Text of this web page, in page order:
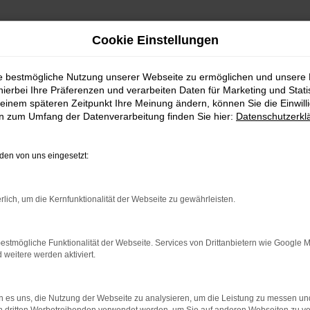
2 Möglichkeiten. Sehen Sie sich mit Klick auf „Unser
Probefahren. Oder Sie klicken auf den Button
können wir dann für Sie beschaffen. Wir freuen uns auf
Cookie Einstellungen
bestmögliche Nutzung unserer Webseite zu ermöglichen und unsere
Ihre Präferenzen und verarbeiten Daten für Marketing und
späteren Zeitpunkt Ihre Meinung ändern, können Sie die
zum Umfang der Datenverarbeitung finden Sie hier:
von uns eingesetzt:
um die Kernfunktionalität der Webseite zu gewährleisten.
Funktionalität der Webseite. Services von Drittanbietern wie Google
weitere werden aktiviert.
es uns, die Nutzung der Webseite zu analysieren, um die Leistung zu messen